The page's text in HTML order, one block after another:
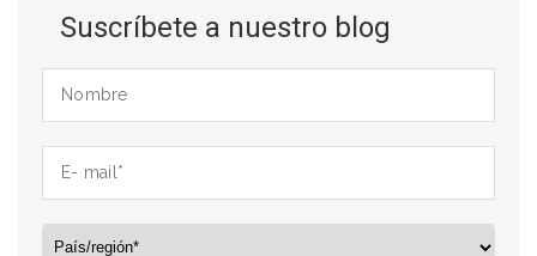
Suscríbete a nuestro blog